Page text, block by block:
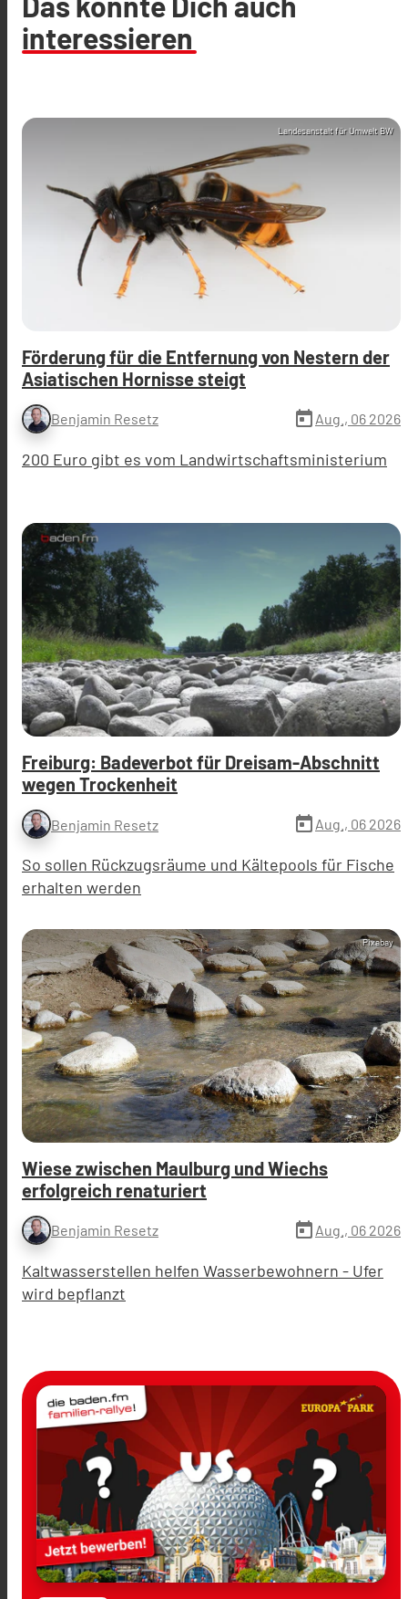
interessieren
Landesanstalt für Umwelt BW
Förderung für die Entfernung von Nestern der
Asiatischen Hornisse steigt
Benjamin Resetz today Aug., 06 2026
200 Euro gibt es vom Landwirtschaftsministerium
Freiburg: Badeverbot für Dreisam-Abschnitt
wegen Trockenheit
Benjamin Resetz today Aug., 06 2026
So sollen Rückzugsräume und Kältepools für Fische
erhalten werden
Pixabay
Wiese zwischen Maulburg und Wiechs
erfolgreich renaturiert
Benjamin Resetz today Aug., 06 2026
Kaltwasserstellen helfen Wasserbewohnern - Ufer
wird bepflanzt